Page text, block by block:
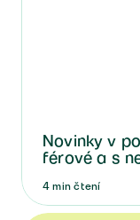
Novinky v
férové a s
4minčtení